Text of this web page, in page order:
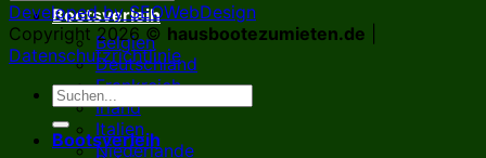
Bootsverleih
Belgien
Deutschland
Frankreich
Irland
Italien
Niederlande
Developed by SEOWebDesign
Copyright 2026 © hausbootezumieten.de
Datenschutzrichtlinie
Bootsverleih